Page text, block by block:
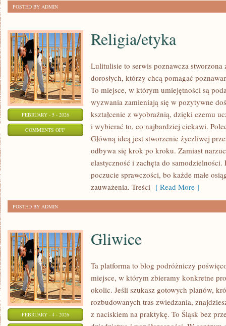
POSTED BY ADMIN
FEBRUARY - 5 - 2026
COMMENTS OFFON
RELIGIA/ETYKA
Religia/etyka
Lulitulisie to serwis poznawcza
dorosłych, którzy chcą pomagać
To miejsce, w którym umiejętności są
wyzwania zamieniają się w pozytywne
kształcenie z wyobraźnią, dzięki czemu
i wybierać to, co najbardziej ciekawi.
Główną ideą jest stworzenie życzliwej
odbywa się krok po kroku. Zamiast
elastyczność i zachęta do
poczucie sprawczości, bo każde małe
zauważenia. Treści [ Read More ]
POSTED BY ADMIN
FEBRUARY - 4 - 2026
Gliwice
Ta platforma to blog podróżniczy
miejsce, w którym zbieramy konkretne
okolic. Jeśli szukasz gotowych planów,
rozbudowanych tras zwiedzania,
z naciskiem na praktykę. To Śląsk bez